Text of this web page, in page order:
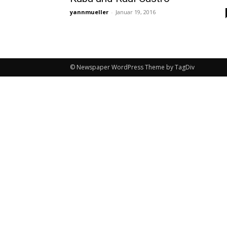
yannmueller - Januar 19, 2016
© Newspaper WordPress Theme by TagDiv